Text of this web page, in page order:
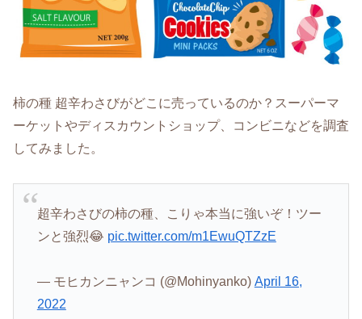
柿の種 超辛わさびがどこに売っているのか？スーパーマ
ーケットやディスカウントショップ、コンビニなどを調査
してみました。
超辛わさびの柿の種、こりゃ本当に強いぞ！ツー
ンと強烈😂 pic.twitter.com/m1EwuQTZzE
— モヒカンニャンコ (@Mohinyanko) April 16,
2022